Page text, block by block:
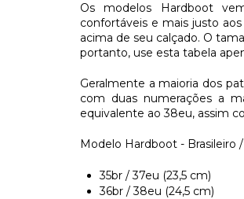
Os modelos Hardboot
confortáveis e mais justo
acima de seu calçado. O
portanto, use esta tabela
Geralmente a maioria dos
com duas numerações a
equivalente ao 38eu, assim
Modelo Hardboot - Brasileiro
35br / 37eu (23,5 cm)
36br / 38eu (24,5 cm)